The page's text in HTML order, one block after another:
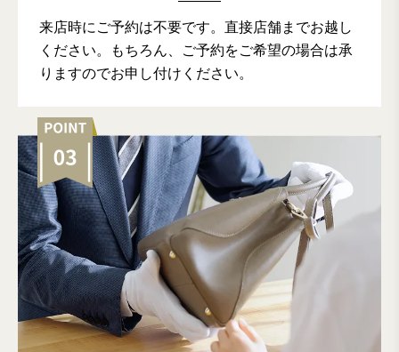
来店時にご予約は不要です。直接店舗までお越し
ください。もちろん、ご予約をご希望の場合は承
りますのでお申し付けください。